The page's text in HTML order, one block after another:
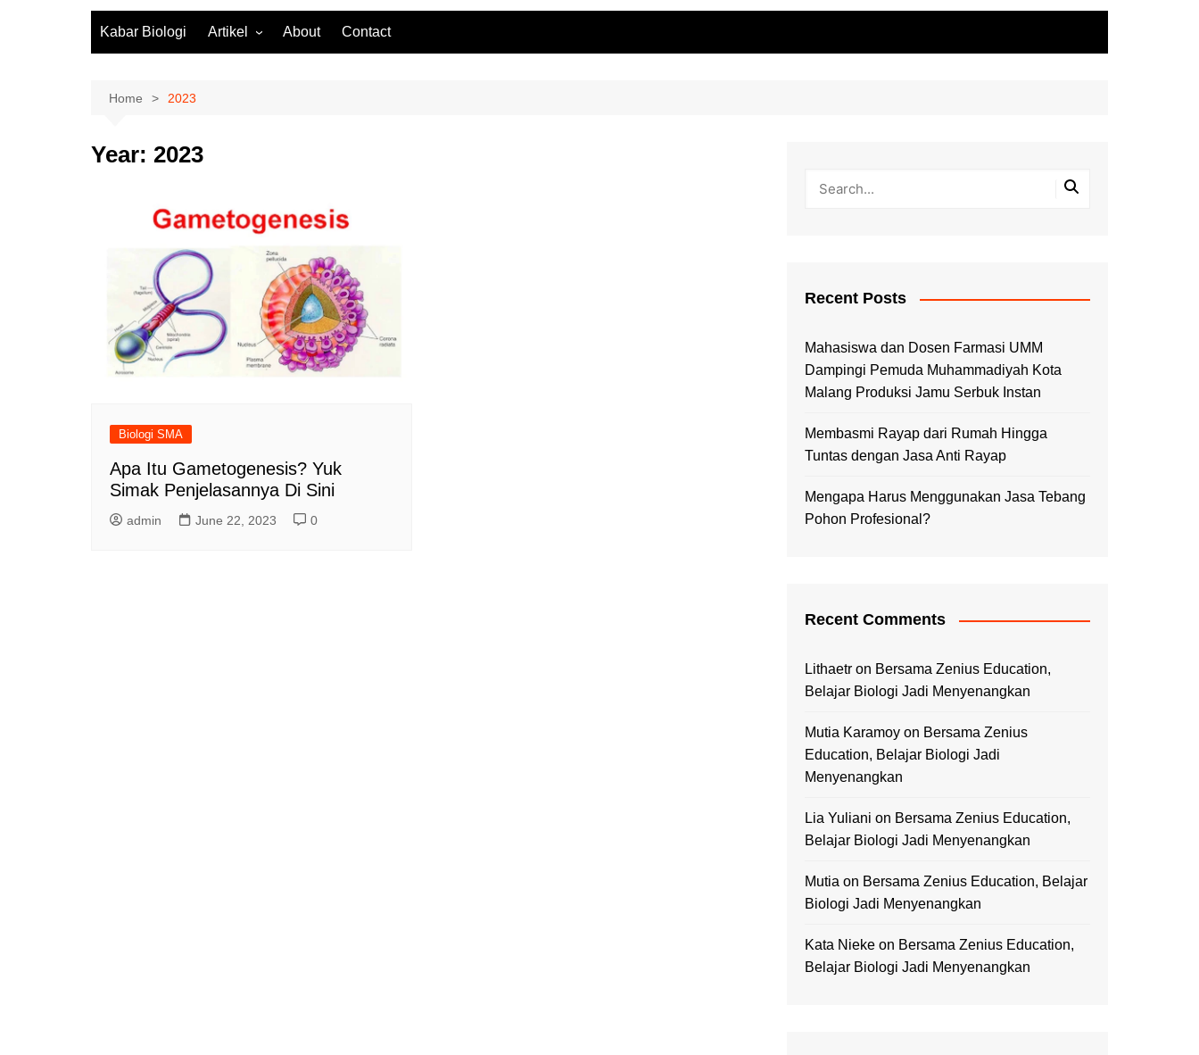
Kabar Biologi Artikel
Mikrobiologi
Biologi SMA
About Contact
Home 2023
Year: 2023
Biologi SMA
Apa Itu Gametogenesis? Yuk
Simak Penjelasannya Di Sini
admin June 22, 2023 0
Recent Posts
Mahasiswa dan Dosen Farmasi UMM
Dampingi Pemuda Muhammadiyah Kota
Malang Produksi Jamu Serbuk Instan
Membasmi Rayap dari Rumah Hingga
Tuntas dengan Jasa Anti Rayap
Mengapa Harus Menggunakan Jasa Tebang
Pohon Profesional?
Recent Comments
Lithaetr on Bersama Zenius Education,
Belajar Biologi Jadi Menyenangkan
Mutia Karamoy on Bersama Zenius
Education, Belajar Biologi Jadi
Menyenangkan
Lia Yuliani on Bersama Zenius Education,
Belajar Biologi Jadi Menyenangkan
Mutia on Bersama Zenius Education, Belajar
Biologi Jadi Menyenangkan
Kata Nieke on Bersama Zenius Education,
Belajar Biologi Jadi Menyenangkan